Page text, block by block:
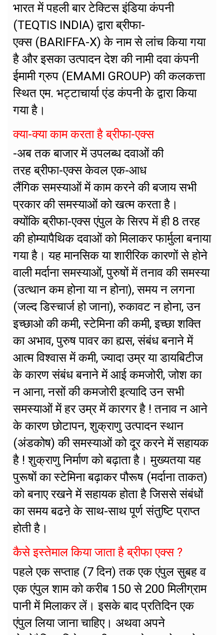
भारत में पहली बार टेक्टिस इंडिया कंपनी
(TEQTIS INDIA) द्वारा ब्रीफा-
एक्स (BARIFFA-X) के नाम से लांच किया गया
है और इसका उत्पादन देश की नामी दवा कंपनी
ईमामी ग्रुप (EMAMI GROUP) की कलकत्ता
स्थित एम. भट्टाचार्या एंड कंपनी केे द्वारा किया
गया है।
क्या-क्या काम करता है ब्रीफा-एक्स
-अब तक बाजार में उपलब्ध दवाओं की
तरह ब्रीफा-एक्स केवल एक-आध
लैंगिक समस्याओं में काम करने की बजाय सभी
प्रकार की समस्याओं को खत्म करता है।
क्योंकि ब्रीफा-एक्स एंपुल के सिरप में ही 8 तरह
की होम्यापैथिक दवाओं को मिलाकर फार्मुला बनाया
गया है। यह मानसिक या शारीरिक कारणों से होने
वाली मर्दाना समस्याओं, पुरुषों में तनाव की समस्या
(उत्थान कम होना या न होना), समय न लगना
(जल्द डिस्चार्ज हो जाना), रुकावट न होना, उन
इच्छाओ की कमी, स्टेमिना की कमी, इच्छा शक्ति
का अभाव, पुरुष पावर का ह्यस, संबंध बनाने में
आत्म विश्वास में कमी, ज्यादा उम्र या डायबिटीज
के कारण संबंध बनाने में आई कमजोरी, जोश का
न आना, नसों की कमजोरी इत्यादि उन सभी
समस्याओं में हर उम्र में कारगर है ! तनाव न आने
के कारण छोटापन, शुक्राणु उत्पादन स्थान
(अंडकोष) की समस्याओं को दूर करने में सहायक
है ! शुक्राणु निर्माण को बढ़ाता है। मुख्यतया यह
पुरूषों का स्टेमिना बढ़ाकर पौरूष (मर्दाना ताकत)
को बनाए रखने में सहायक होता है जिससे संबंधों
का समय बढऩे के साथ-साथ पूर्ण संतुष्टि प्राप्त
होती है।
कैसे इस्तेमाल किया जाता है ब्रीफा एक्स ?
पहले एक सप्ताह (7 दिन) तक एक एंपुल सुबह व
एक एंपुल शाम को करीब 150 से 200 मिलीग्राम
पानी में मिलाकर लें। इसके बाद प्रतिदिन एक
एंपुल लिया जाना चाहिए। अथवा अपने